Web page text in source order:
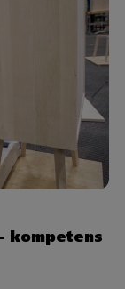
kompetens